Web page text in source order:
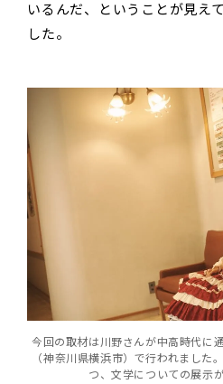
いるんだ、ということが見え
した。
今回の取材は川野さんが中高時代に
（神奈川県横浜市）で行われました
つ、文学についての展示